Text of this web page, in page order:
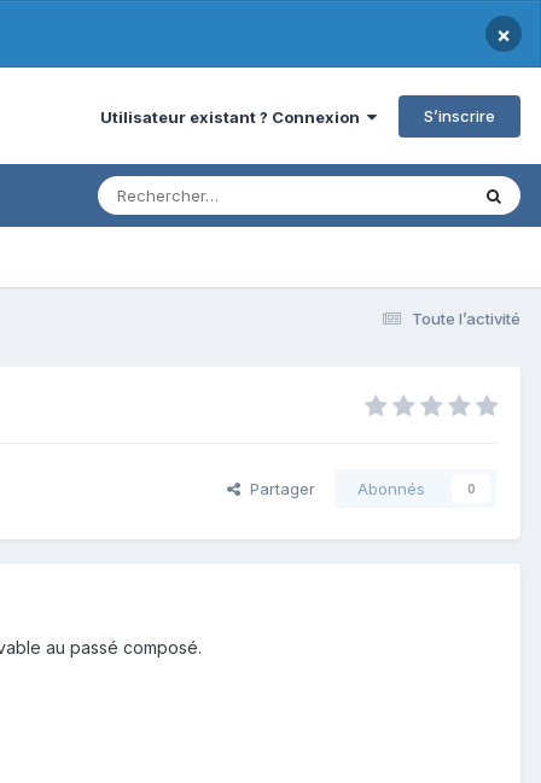
×
Utilisateur existant ? Connexion S’inscrire
Toute l’activité
Partager Abonnés 0
au passé composé.